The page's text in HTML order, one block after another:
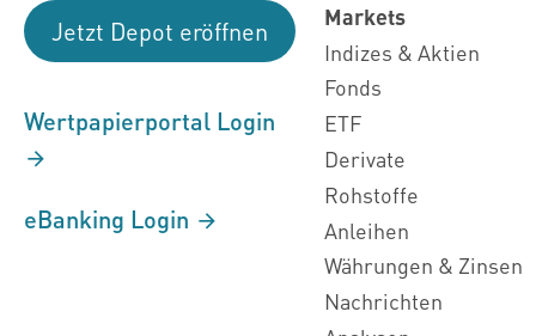
Jetzt Depot eröffnen
Wertpapierportal Login
eBanking Login
Markets
Indizes & Aktien
Fonds
ETF
Derivate
Rohstoffe
Anleihen
Währungen & Zinsen
Nachrichten